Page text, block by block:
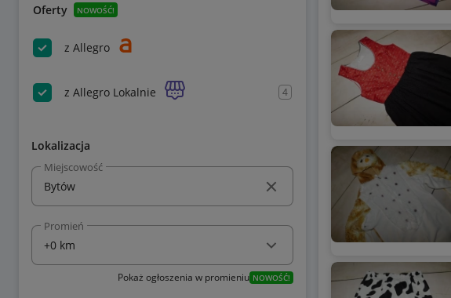
Oferty NOWOŚĆ!
z Allegro
z Allegro Lokalnie 4
Lokalizacja
Miejscowość
Promień
Pokaż ogłoszenia w promieniu NOWOŚĆ!